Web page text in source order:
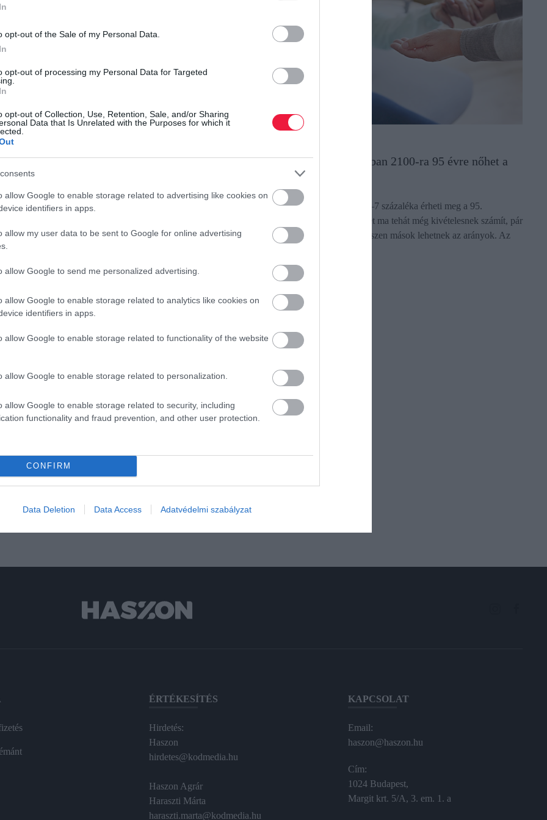
opt-out of the Sale of my Personal Data.
opt-out of processing my Personal Data for Targeted
opt-out of Collection, Use, Retention, Sale, and/or Sharing
Data that Is Unrelated with the Purposes for which it
allow Google to enable storage related to advertising like cookies on
identifiers in apps.
allow my user data to be sent to Google for online advertising
allow Google to send me personalized advertising.
allow Google to enable storage related to analytics like cookies on
identifiers in apps.
allow Google to enable storage related to functionality of the website
allow Google to enable storage related to personalization.
allow Google to enable storage related to security, including
functionality and fraud prevention, and other user protection.
CONFIRM
Data Deletion Data Access Adatvédelmi szabályzat
szeptember között, ami 21 százalékos növekedés az
a Porsche idei eladásait.
autót értékesített világszerte, 7 százalékkal kevesebbet,
- írja a
le, vagyis a tisztán elektromos hajtásláncú és akár
képest 50 százalékkal romlottak.
fogyott 2024 első három negyedévében, ami 20
darabos eladási mennyiség 2 százalékos növekedésről
mint azt néhány éve tervezték, és bár a cég készen
kocsikatértékesítsen, ez csak akkor valósulhat meg, ha
fejlődik az elektromobilitás.
és a Taycant
Európában is piacra dobja aDenza Z9 GTmodellt,
A kínai piacra már bevezetett modell kétféle változatban
A hibrid verzió 858 lóerős, 1100 kilométeres össz-
630 kilométeres hatótávot kínál. A modellek ára
jóval kedvezőbb a Porsche modelljeinél, mint például
jüanért érhetőek el Kínában.
Ezekben az országokban 2100-ra 95 évre nőhet a
várható élettartam
A jelenleg élők emberek 5–7 százaléka érheti meg a 95.
születésnapját. A hosszú élet ma tehát még kivételesnek számít, pár
évtized múlva azonban egészen mások lehetnek az arányok. Az
rectangle
ÉRTÉKESÍTÉS
Hirdetés:
Haszon
hirdetes@kodmedia.hu
Haszon Agrár
Haraszti Márta
haraszti.marta@kodmedia.hu
KAPCSOLAT
Email:
haszon@haszon.hu
Cím:
1024 Budapest,
Margit krt. 5/A, 3. em. 1. a